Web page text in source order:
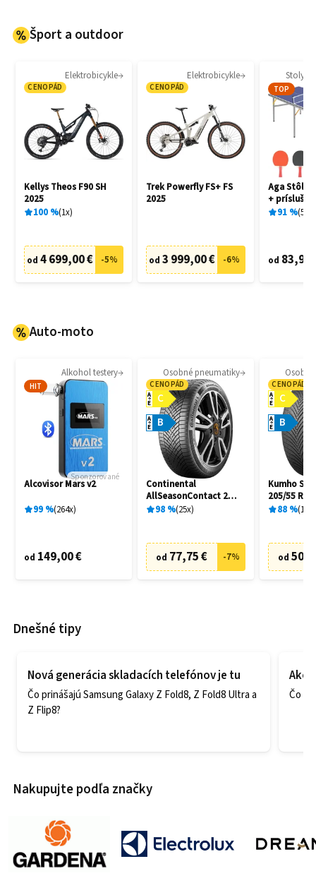
Šport a outdoor
Elektrobicykle
CENOPÁD
Kellys Theos F90 SH
2025
100% 1x
od 4 699,00 € -5%
Elektrobicykle
CENOPÁD
Trek Powerfly FS+ FS
2025
od 3 999,00 € -6%
Stoly
TOP
Aga Stôl
+
91% 5
od 83,90
Auto-moto
Alkohol testery
HIT
Sponzorované
Alcovisor Mars v2
99% 264x
od 149,00 €
Osobné pneumatiky
CENOPÁD
C
A
E
B
A
E
Continental
AllSeasonContact 2
205/55 R16 91H
98% 25x
od 77,75 € -7%
CENOPÁD
C
A
E
B
A
E
Kumho
205/55 R16
88% 10
od
Dnešné tipy
Nová generácia skladacích telefónov je tu
Čo prinášajú Samsung Galaxy Z Fold8, Z Fold8 Ultra a
Z Flip8?
Ako
Čo
Nakupujte podľa značky